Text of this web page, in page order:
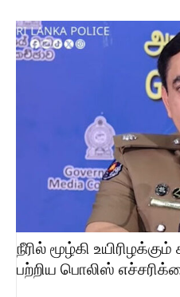
நீரில் மூழ்கி
பற்றிய பொலிஸ்